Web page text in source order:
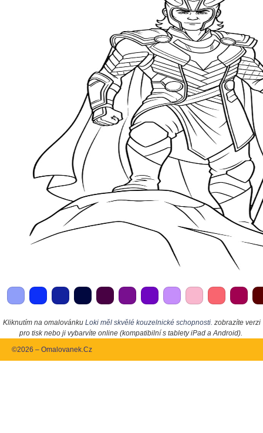
Kliknutím na omalovánku Loki měl skvělé kouzelnické schopnosti. zobrazíte verzi
pro tisk nebo ji vybarvíte online (kompatibilní s tablety iPad a Android).
©2026 – Omalovanek.Cz